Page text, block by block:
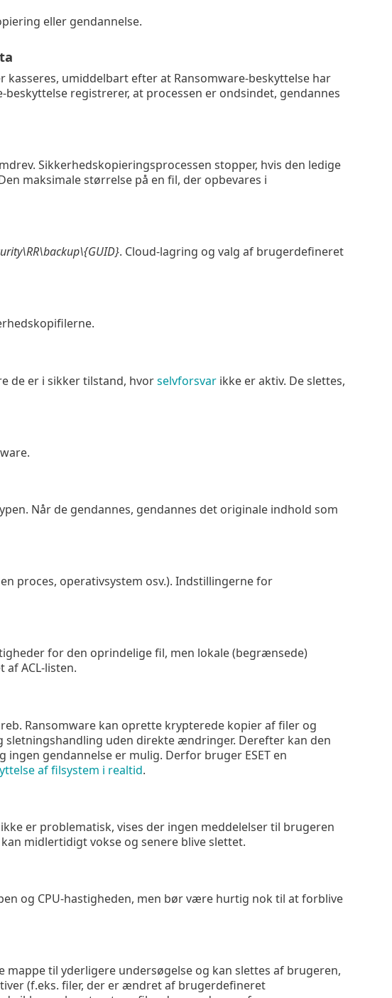
eller gendannelse.
umiddelbart efter at Ransomware-beskyttelse har
registrerer, at processen er ondsindet, gendannes
Sikkerhedskopieringsprocessen stopper, hvis den ledige
maksimale størrelse på en fil, der opbevares i
. Cloud-lagring og valg af brugerdefineret
de er i sikker tilstand, hvorselvforsvarikke er aktiv. De slettes,
Når de gendannes, gendannes det originale indhold som
proces, operativsystem osv.). Indstillingerne for
for den oprindelige fil, men lokale (begrænsede)
ACL-listen.
Ransomware kan oprette krypterede kopier af filer og
uden direkte ændringer. Derefter kan den
ingen gendannelse er mulig. Derfor bruger ESET en
af filsystem i realtid.
er problematisk, vises der ingen meddelelser til brugeren
midlertidigt vokse og senere blive slettet.
og CPU-hastigheden, men bør være hurtig nok til at forblive
mappe til yderligere undersøgelse og kan slettes af brugeren,
(f.eks. filer, der er ændret af brugerdefineret